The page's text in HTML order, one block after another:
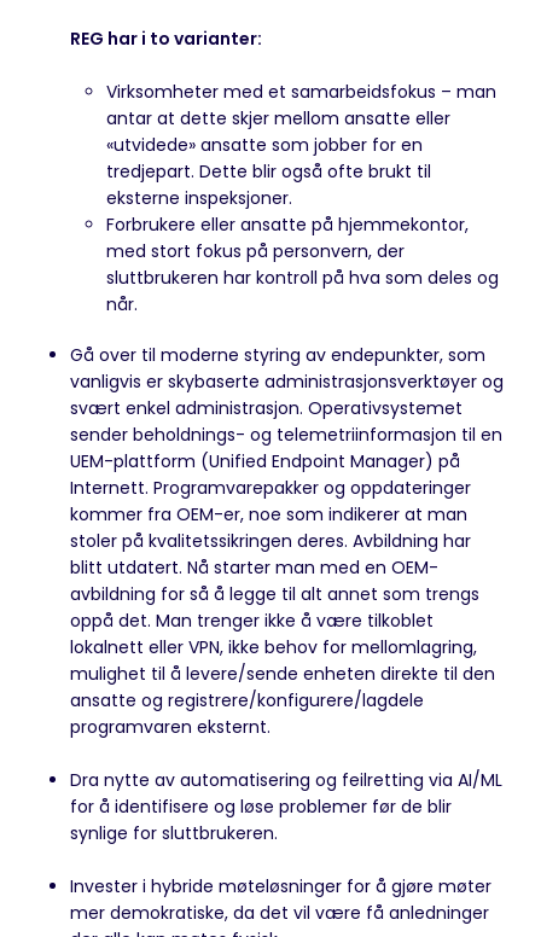
REG har i to varianter:
Virksomheter med et samarbeidsfokus – man
antar at dette skjer mellom ansatte eller
«utvidede» ansatte som jobber for en
tredjepart. Dette blir også ofte brukt til
eksterne inspeksjoner.
Forbrukere eller ansatte på hjemmekontor,
med stort fokus på personvern, der
sluttbrukeren har kontroll på hva som deles og
når.
Gå over til moderne styring av endepunkter, som
vanligvis er skybaserte administrasjonsverktøyer og
svært enkel administrasjon. Operativsystemet
sender beholdnings- og telemetriinformasjon til en
UEM-plattform (Unified Endpoint Manager) på
Internett. Programvarepakker og oppdateringer
kommer fra OEM-er, noe som indikerer at man
stoler på kvalitetssikringen deres. Avbildning har
blitt utdatert. Nå starter man med en OEM-
avbildning for så å legge til alt annet som trengs
oppå det. Man trenger ikke å være tilkoblet
lokalnett eller VPN, ikke behov for mellomlagring,
mulighet til å levere/sende enheten direkte til den
ansatte og registrere/konfigurere/lagdele
programvaren eksternt.
Dra nytte av automatisering og feilretting via AI/ML
for å identifisere og løse problemer før de blir
synlige for sluttbrukeren.
Invester i hybride møteløsninger for å gjøre møter
mer demokratiske, da det vil være få anledninger